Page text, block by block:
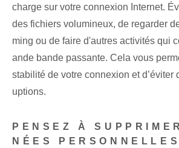
charge sur votre connexion Internet.
des fichiers volumineux, de regarder
ming ou de faire d'autres activités qui
ande bande passante. Cela vous
stabilité de votre connexion et d’éviter
uptions.
PENSEZ À
NÉES